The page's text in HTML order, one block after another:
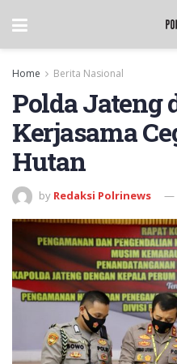
Home Berita Nasional
Polda Jateng
Kerjasama
Hutan
by Redaksi Polrinews